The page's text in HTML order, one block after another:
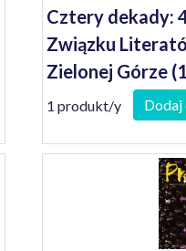
Cztery dekady:
Związku
Zielonej Górze
2001)
1 produkt/y Dodaj